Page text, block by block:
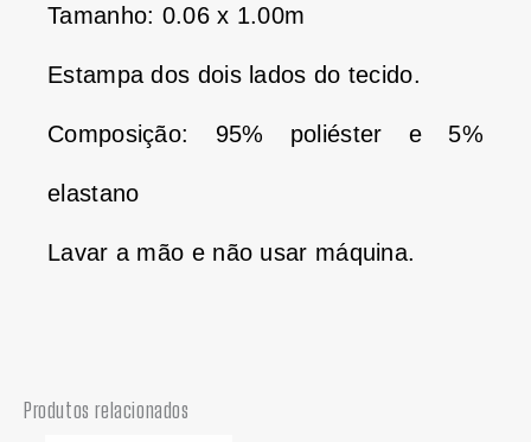
Tamanho: 0.06 x 1.00m
Estampa dos dois lados do tecido.
Composição: 95% poliéster e 5%
elastano
Lavar a mão e não usar máquina.
Produtos relacionados